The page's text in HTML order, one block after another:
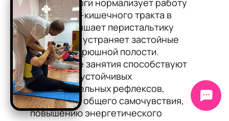
Практика йоги нормализует работу
желудочно-кишечного тракта в
целом, улучшает перистальтику
кишечника, устраняет застойные
явления в брюшной полости.
Регулярные занятия способствуют
выработке устойчивых
пищеварительных рефлексов,
улучшению общего самочувствия,
повышению энергетического